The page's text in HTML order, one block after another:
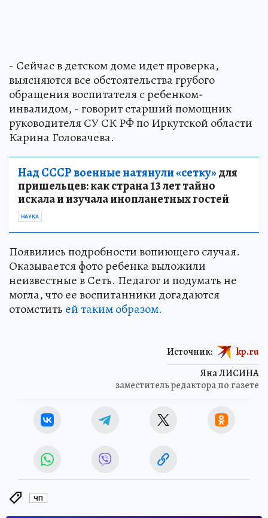
- Сейчас в детском доме идет проверка,
выясняются все обстоятельства грубого
обращения воспитателя с ребенком-
инвалидом, - говорит старший помощник
руководителя СУ СК РФ по Иркутской области
Карина Головачева.
Над СССР военные натянули «сетку»для
пришельцев: как страна 13 лет тайно
искала и изучала инопланетных гостей
НАУКА
Появились подробности вопиющего случая.
Оказывается фото ребенка выложили
неизвестные в Сеть. Педагог и подумать не
могла, что ее воспитанники догадаются
отомстить ей таким образом.
Яна ЛИСИНА
заместитель редактора по газете
Источник: kp.ru
ЧП